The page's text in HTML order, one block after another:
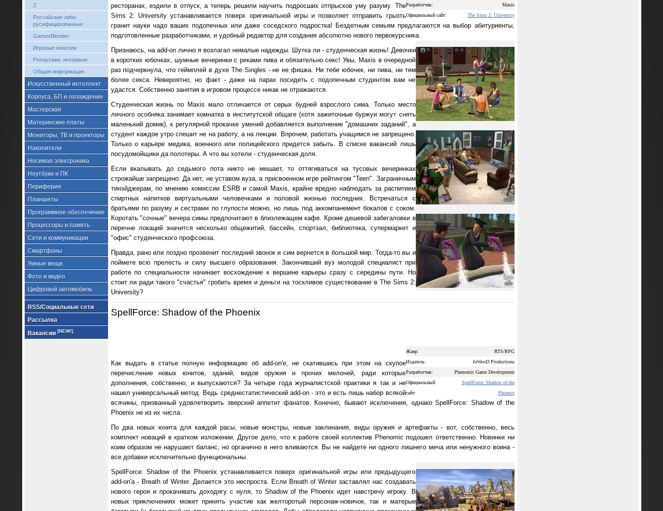
Z
Российские либо
русифицированные
GamesBlender
Игровые консоли
Репортажи, интервью
Общая информация
Искусственный интеллект
Корпуса, БП и охлаждение
Мастерская
Материнские платы
Мониторы, ТВ и проекторы
Накопители
Носимая электроника
Ноутбуки и ПК
Периферия
Планшеты
Программное обеспечение
Процессоры и память
Сети и коммуникации
Смартфоны
Умные вещи
Фото и видео
Цифровой автомобиль
RSS/Социальные сети
Рассылка
Вакансии [NEW!]
Разработчик:
Maxis
Официальный сайт:
The Sims 2: University
ресторанах, ездили в отпуск, а теперь решили научить подросших отпрысков уму разуму. The
Sims 2: University устанавливается поверх оригинальной игры и позволяет отправить грызть
гранит науки чадо ваших подопечных или даже соседского подростка! Бездетным семьям предлагаются на выбор абитуриенты,
подготовленные разработчиками, и удобный редактор для создания абсолютно нового первокурсника.
Признаюсь, на add-on лично я возлагал немалые надежды. Шутка ли - студенческая жизнь! Девочки
в коротких юбочках, шумные вечеринки с реками пива и обязательно секс! Увы, Maxis в очередной
раз подчеркнула, что геймплей в духе The Singles - не ее фишка. Ни тебе юбочек, ни пива, ни тем
более секса. Невероятно, но факт - даже на парах посидеть с подопечным студентом вам не
удастся. Собственно занятия в игровом процессе никак не отражаются.
Студенческая жизнь по Maxis мало отличается от серых будней взрослого сима. Только место
личного особняка занимает комнатка в институтской общаге (хотя зажиточные буржуи могут снять
маленький домик), к регулярной прокачке умений добавляется выполнение "домашних заданий", а
студент каждое утро спешит не на работу, а на лекции. Впрочем, работать учащимся не запрещено.
Только о карьере медика, военного или полицейского придется забыть. В списке вакансий лишь
посудомойщики да полотеры. А что вы хотели - студенческая доля.
Если вкалывать до седьмого пота никто не мешает, то оттягиваться на тусовых вечеринках
строжайше запрещено. Да нет, не уставом вуза, а присвоенном игре рейтингом "Teen". Заграничным
тинэйджерам, по мнению комиссии ESRB и самой Maxis, крайне вредно наблюдать за распитием
спиртных напитков виртуальными человечками и половой жизнью последних. Встречаться с
братьями по разуму и сестрами по глупости можно, но лишь под аккомпанемент бокалов с соком.
Коротать "сочные" вечера симы предпочитают в близлежащем кафе. Кроме дешевой забегаловки в
перечне локаций значится несколько общежитий, бассейн, спортзал, библиотека, супермаркет и
"офис" студенческого профсоюза.
Правда, рано или поздно прозвенит последний звонок и сим вернется в большой мир. Тогда-то вы и
поймете всю прелесть и силу высшего образования. Закончивший вуз молодой специалист при
работе по специальности начинает восхождение к вершине карьеры сразу с середины пути. Но
стоит ли ради такого "счастья" гробить время и деньги на тоскливое существование в The Sims 2:
University?
SpellForce: Shadow of the Phoenix
Жанр:
RTS/RPG
Издатель:
JoWooD Productions
Разработчик:
Phenomic Game Development
Официальный
сайт:
SpellForce: Shadow of the
Phoenix
Как выдать в статье полную информацию об add-on'е, не скатившись при этом на скупое
перечисление новых юнитов, зданий, видов оружия и прочих мелочей, ради которых
дополнения, собственно, и выпускаются? За четыре года журналистской практики я так и не
нашел универсальный метод. Ведь среднестатистический add-on - это и есть лишь набор всякой
всячины, призванный удовлетворить зверский аппетит фанатов. Конечно, бывают исключения, однако SpellForce: Shadow of the
Phoenix не из их числа.
По два новых юнита для каждой расы, новые монстры, новые заклинания, виды оружия и артефакты - вот, собственно, весь
комплект новаций в кратком изложении. Другое дело, что к работе своей коллектив Phenomic подошел ответственно. Новинки ни
коим образом не нарушают баланс, но органично в него вливаются. Вы не найдете ни одного лишнего меча или ненужного воина -
все добавки исключительно функциональны.
SpellForce: Shadow of the Phoenix устанавливается поверх оригинальной игры или предыдущего
add-on'a - Breath of Winter. Делается это неспроста. Если Breath of Winter заставлял нас создавать
нового героя и прокачивать доходягу с нуля, то Shadow of the Phoenix идет навстречу игроку. В
новых приключениях может принять участие как желторотый персонаж-новичок, так и матерые